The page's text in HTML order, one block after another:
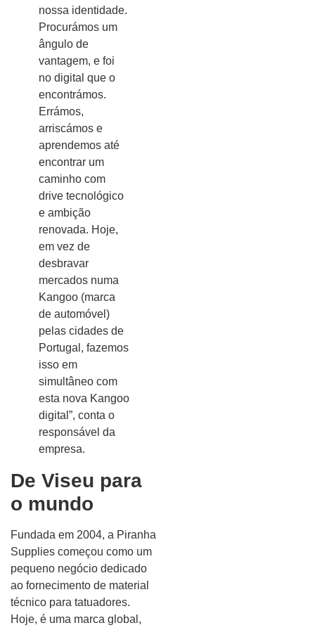
nossa identidade.
Procurámos um
ângulo de
vantagem, e foi
no digital que o
encontrámos.
Errámos,
arriscámos e
aprendemos até
encontrar um
caminho com
drive tecnológico
e ambição
renovada. Hoje,
em vez de
desbravar
mercados numa
Kangoo (marca
de automóvel)
pelas cidades de
Portugal, fazemos
isso em
simultâneo com
esta nova Kangoo
digital”, conta o
responsável da
empresa.
De Viseu para
o mundo
Fundada em 2004, a Piranha
Supplies começou como um
pequeno negócio dedicado
ao fornecimento de material
técnico para tatuadores.
Hoje, é uma marca global,